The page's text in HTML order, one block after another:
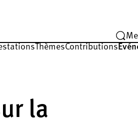
ThèmesContributions
la